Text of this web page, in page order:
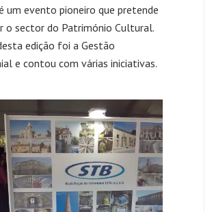
um evento pioneiro que pretende
o sector do Património Cultural.
edição foi a Gestão
e contou com várias iniciativas.